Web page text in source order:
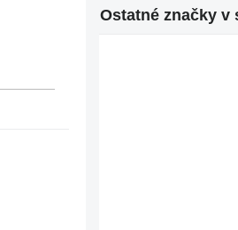
Ostatné značky v